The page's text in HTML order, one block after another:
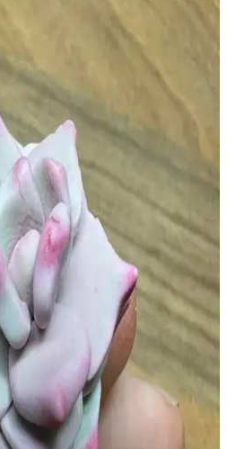
Yapımı: Teknikler,
alüminyum folyo kalıbı
ve pişirme süreçleri
ve dayanıklılık için öneriler
Tasarımı: Korkutucu
Teknikleri ve Malzeme
korkutucu ifadeyi azaltmak
ve beyaz yansımalar gibi
seçimi figürlerin dayanıklılığını
Tel ile Gerçekçi Caterpie ve
yapılan Caterpie ve
çalışmaları ve esneklik sayesinde
olarak öne çıkıyor.